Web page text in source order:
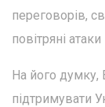
переговорів,
повітряні атаки
На його думку,
підтримувати